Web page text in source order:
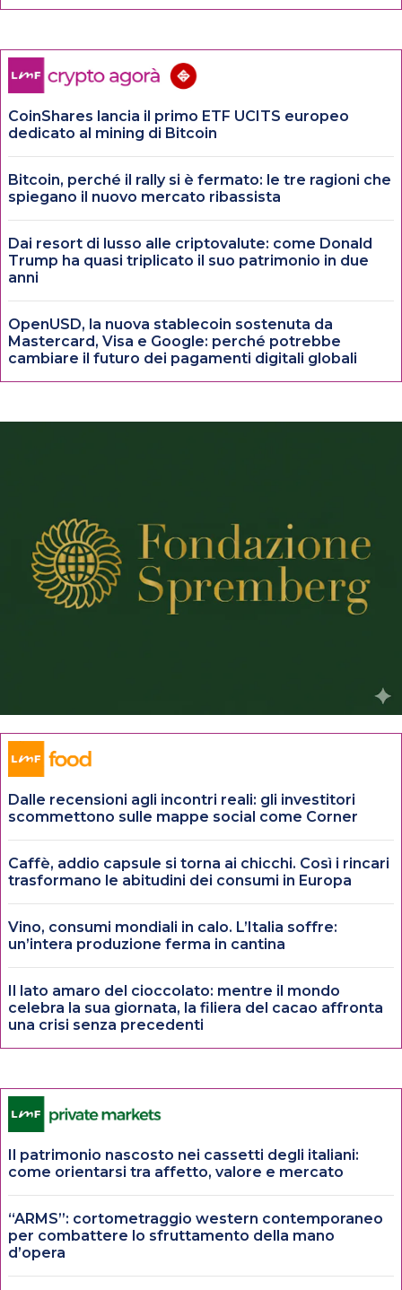
CoinShares lancia il primo ETF UCITS europeo
dedicato al mining di Bitcoin
Bitcoin, perché il rally si è fermato: le tre ragioni che
spiegano il nuovo mercato ribassista
Dai resort di lusso alle criptovalute: come Donald
Trump ha quasi triplicato il suo patrimonio in due
anni
OpenUSD, la nuova stablecoin sostenuta da
Mastercard, Visa e Google: perché potrebbe
cambiare il futuro dei pagamenti digitali globali
Dalle recensioni agli incontri reali: gli investitori
scommettono sulle mappe social come Corner
Caffè, addio capsule si torna ai chicchi. Così i rincari
trasformano le abitudini dei consumi in Europa
Vino, consumi mondiali in calo. L’Italia soffre:
un’intera produzione ferma in cantina
Il lato amaro del cioccolato: mentre il mondo
celebra la sua giornata, la filiera del cacao affronta
una crisi senza precedenti
Il patrimonio nascosto nei cassetti degli italiani:
come orientarsi tra affetto, valore e mercato
“ARMS”: cortometraggio western contemporaneo
per combattere lo sfruttamento della mano
d’opera